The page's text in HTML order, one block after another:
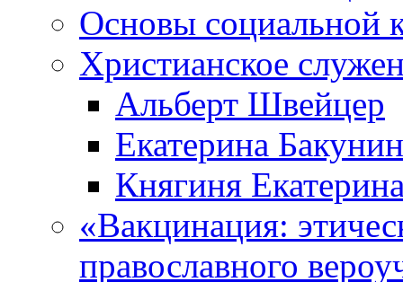
Основы социальной
Христианское
Альберт Швейцер
Екатерина
Княгиня
«Вакцинация:
православного